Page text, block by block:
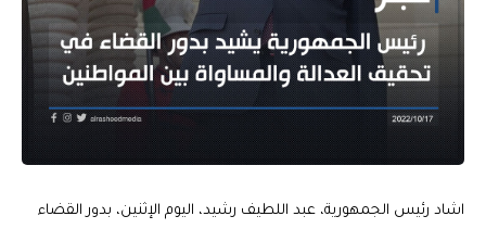
اشاد رئيس الجمهورية، عبد اللطيف رشيد، اليوم الإثنين، بدور القضاء